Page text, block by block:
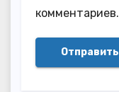
комментариев.